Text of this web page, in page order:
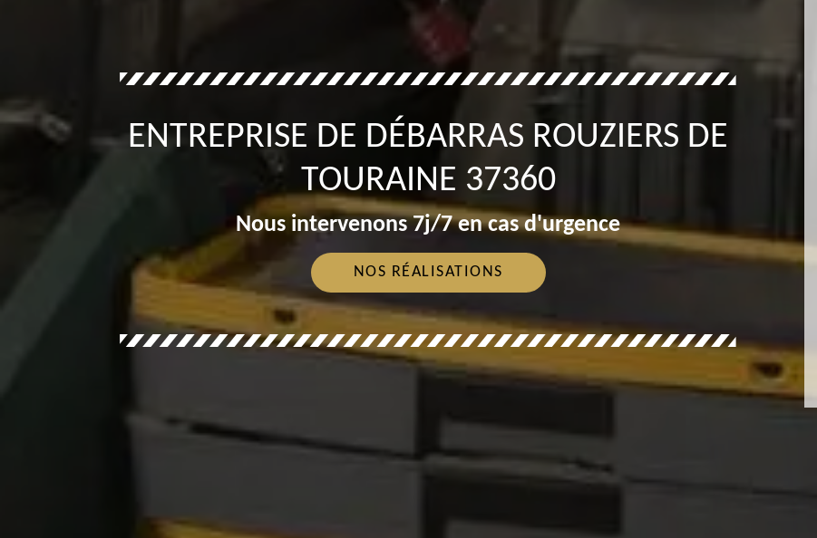
ENTREPRISE DE DÉBARRAS ROUZIERS DE
TOURAINE 37360
Nous intervenons 7j/7 en cas d'urgence
NOS RÉALISATIONS